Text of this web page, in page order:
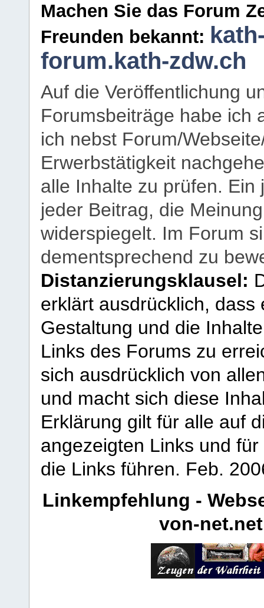
Machen Sie das Forum
Freunden bekannt:
forum.kath-zdw.ch
Auf die Veröffentlichung
Forumsbeiträge habe ich
ich nebst Forum/
Erwerbstätigkeit
alle Inhalte zu prüfen.
jeder Beitrag, die
widerspiegelt. Im Forum
dementsprechend zu
Distanzierungsklausel:
erklärt ausdrücklich,
Gestaltung und die
Links des Forums zu
sich ausdrücklich von
und macht sich diese
Erklärung gilt für alle auf
angezeigten Links und
die Links führen. Feb.
Linkempfehlung -
von-net.net